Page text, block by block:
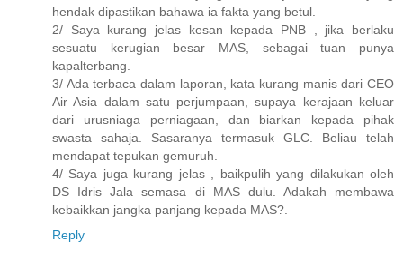
hendak dipastikan bahawa ia fakta yang betul.
2/ Saya kurang jelas kesan kepada PNB , jika berlaku
sesuatu kerugian besar MAS, sebagai tuan punya
kapalterbang.
3/ Ada terbaca dalam laporan, kata kurang manis dari CEO
Air Asia dalam satu perjumpaan, supaya kerajaan keluar
dari urusniaga perniagaan, dan biarkan kepada pihak
swasta sahaja. Sasaranya termasuk GLC. Beliau telah
mendapat tepukan gemuruh.
4/ Saya juga kurang jelas , baikpulih yang dilakukan oleh
DS Idris Jala semasa di MAS dulu. Adakah membawa
kebaikkan jangka panjang kepada MAS?.
Reply